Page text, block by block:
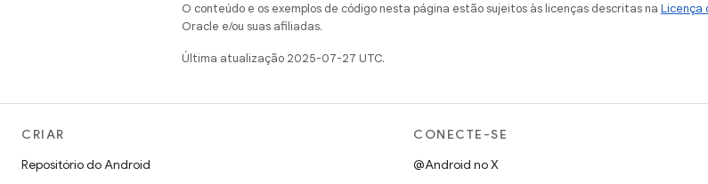
O conteúdo e os exemplos de código nesta página estão sujeitos às licenças descritas na Licença
Oracle e/ou suas afiliadas.
Última atualização 2025-07-27 UTC.
CRIAR
Repositório do Android
CONECTE-SE
@Android no X